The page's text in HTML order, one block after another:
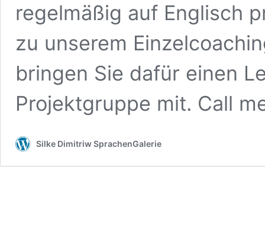
regelmäßig auf Englisch
zu unserem
bringen Sie dafür einen
Projektgruppe mit. Call
Silke Dimitriw SprachenGalerie